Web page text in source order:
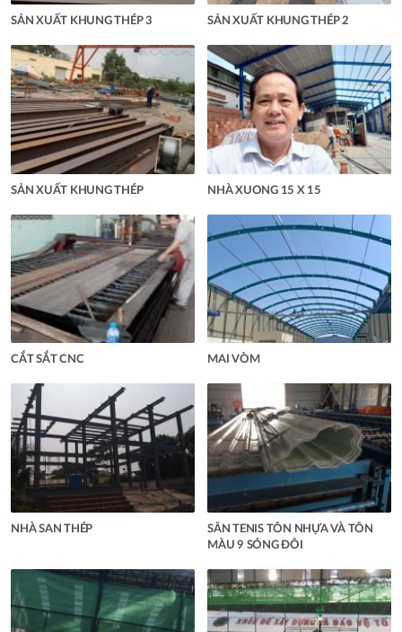
SẢN XUẤT KHUNG THÉP 3 SẢN XUẤT KHUNG THÉP 2
SẢN XUẤT KHUNG THÉP NHÀ XUONG 15 X 15
CẮT SẮT CNC MAI VÒM
NHÀ SAN THÉP
SÂN TENIS TÔN NHỰA VÀ TÔN
MÀU 9 SÓNG ĐÔI